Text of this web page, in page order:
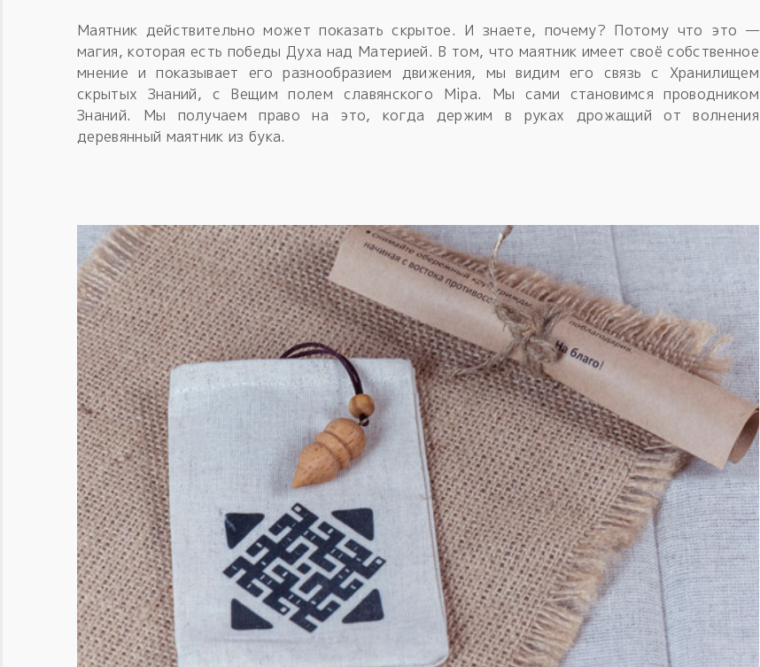
Маятник действительно может показать скрытое. И знаете, почему? Потому что это —
магия, которая есть победы Духа над Материей. В том, что маятник имеет своё собственное
мнение и показывает его разнообразием движения, мы видим его связь с Хранилищем
скрытых Знаний, с Вещим полем славянского Мiра. Мы сами становимся проводником
Знаний. Мы получаем право на это, когда держим в руках дрожащий от волнения
деревянный маятник из бука.